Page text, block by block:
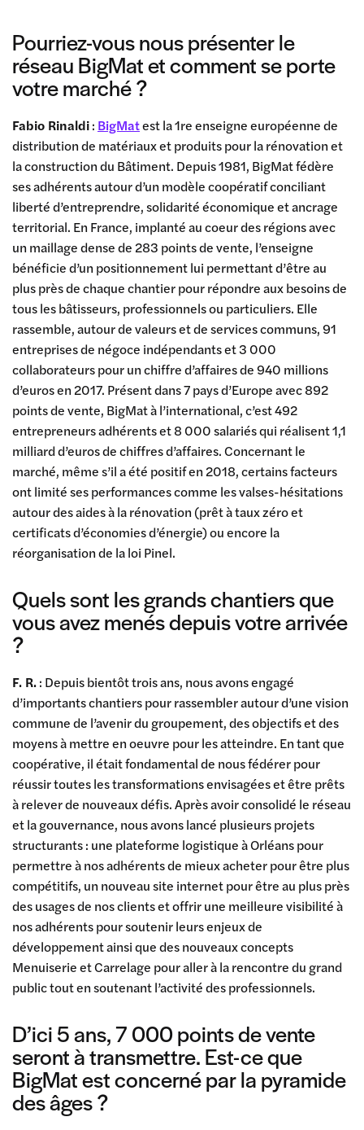
Pourriez-vous nous présenter le
réseau BigMat et comment se porte
votre marché ?
Fabio Rinaldi: BigMatest la 1re enseigne européenne de
distribution de matériaux et produits pour la rénovation et
la construction du Bâtiment. Depuis 1981, BigMat fédère
ses adhérents autour d’un modèle coopératif conciliant
liberté d’entreprendre, solidarité économique et ancrage
territorial. En France, implanté au coeur des régions avec
un maillage dense de 283 points de vente, l’enseigne
bénéficie d’un positionnement lui permettant d’être au
plus près de chaque chantier pour répondre aux besoins de
tous les bâtisseurs, professionnels ou particuliers. Elle
rassemble, autour de valeurs et de services communs, 91
entreprises de négoce indépendants et 3 000
collaborateurs pour un chiffre d’affaires de 940 millions
d’euros en 2017. Présent dans 7 pays d’Europe avec 892
points de vente, BigMat à l’international, c’est 492
entrepreneurs adhérents et 8 000 salariés qui réalisent 1,1
milliard d’euros de chiffres d’affaires. Concernant le
marché, même s’il a été positif en 2018, certains facteurs
ont limité ses performances comme les valses-hésitations
autour des aides à la rénovation (prêt à taux zéro et
certificats d’économies d’énergie) ou encore la
réorganisation de la loi Pinel.
Quels sont les grands chantiers que
vous avez menés depuis votre arrivée
?
F. R.: Depuis bientôt trois ans, nous avons engagé
d’importants chantiers pour rassembler autour d’une vision
commune de l’avenir du groupement, des objectifs et des
moyens à mettre en oeuvre pour les atteindre. En tant que
coopérative, il était fondamental de nous fédérer pour
réussir toutes les transformations envisagées et être prêts
à relever de nouveaux défis. Après avoir consolidé le réseau
et la gouvernance, nous avons lancé plusieurs projets
structurants : une plateforme logistique à Orléans pour
permettre à nos adhérents de mieux acheter pour être plus
compétitifs, un nouveau site internet pour être au plus près
des usages de nos clients et offrir une meilleure visibilité à
nos adhérents pour soutenir leurs enjeux de
développement ainsi que des nouveaux concepts
Menuiserie et Carrelage pour aller à la rencontre du grand
public tout en soutenant l’activité des professionnels.
D’ici 5 ans, 7 000 points de vente
seront à transmettre. Est-ce que
BigMat est concerné par la pyramide
des âges ?